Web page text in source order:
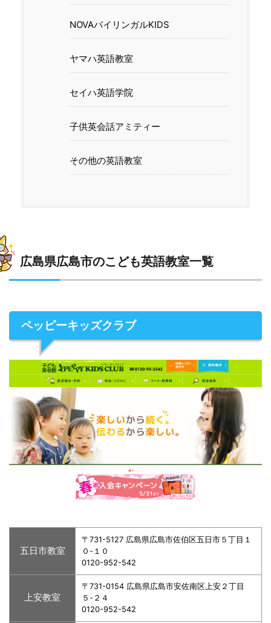
NOVAバイリンガルKIDS
ヤマハ英語教室
セイハ英語学院
子供英会話アミティー
その他の英語教室
広島県広島市のこども英語教室一覧
ペッピーキッズクラブ
五日市教室
〒731-5127 広島県広島市佐伯区五日市５丁目１
０-１０
0120-952-542
上安教室
〒731-0154 広島県広島市安佐南区上安２丁目
５-２４
0120-952-542